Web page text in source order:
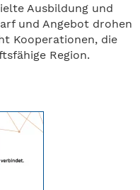
Ausbildung und
und Angebot drohen
Kooperationen, die
Region.